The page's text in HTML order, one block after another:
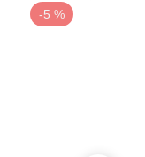
-5 %